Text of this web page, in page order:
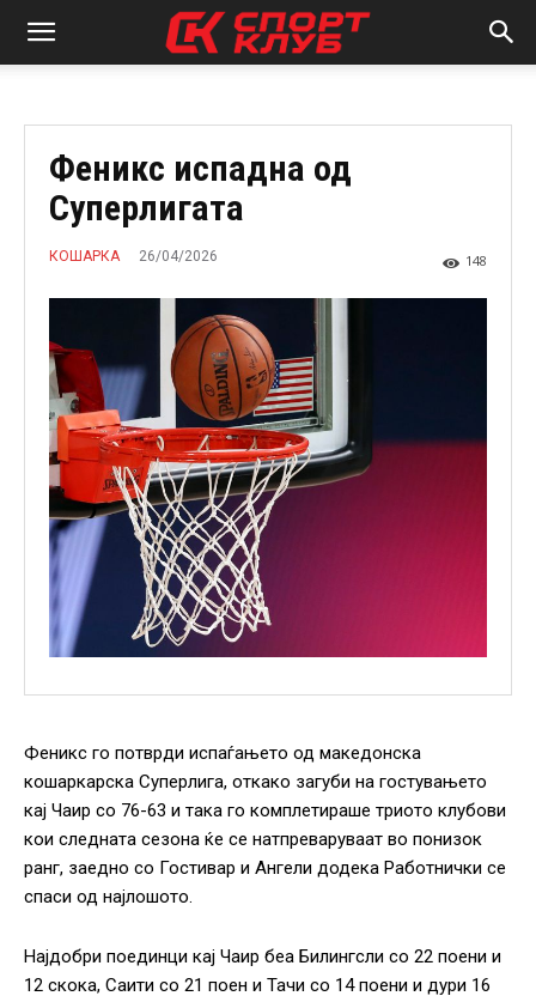
Феникс испадна од
Суперлигата
КОШАРКА 26/04/2026 148
Феникс го потврди испаѓањето од македонска
кошаркарска Суперлига, откако загуби на гостувањето
кај Чаир со 76-63 и така го комплетираше триото клубови
кои следната сезона ќе се натпреваруваат во понизок
ранг, заедно со Гостивар и Ангели додека Работнички се
спаси од најлошото.
Најдобри поединци кај Чаир беа Билингсли со 22 поени и
12 скока, Саити со 21 поен и Тачи со 14 поени и дури 16